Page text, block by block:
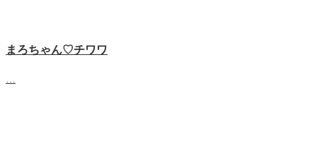
まろちゃん♡チワワ